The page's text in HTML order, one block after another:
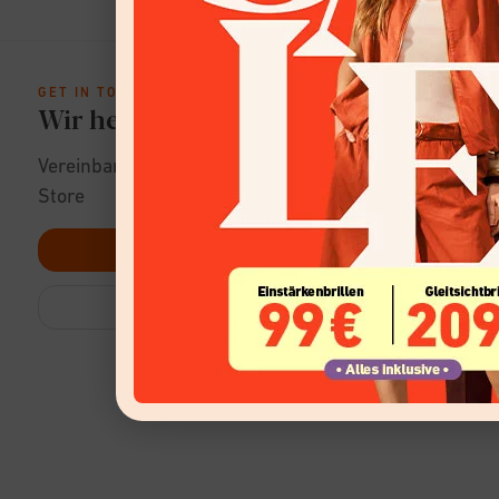
GET IN TOUCH
Wir helfen dir gerne!
Vereinbare einen Termin zur Beratung im
Store
STORE-SUCHE